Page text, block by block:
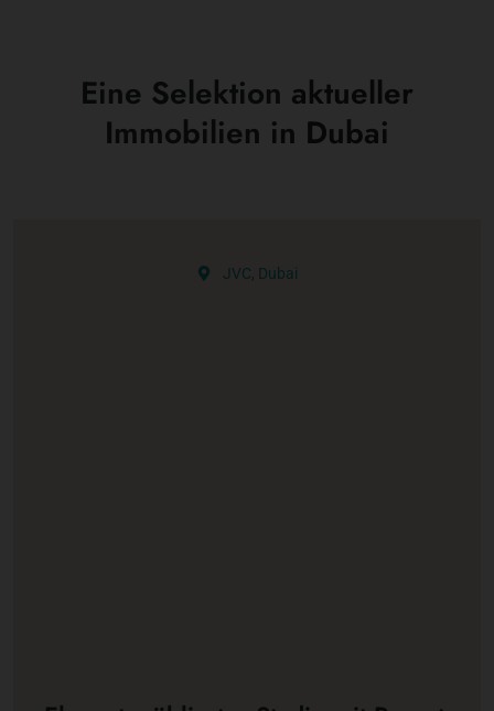
Eine Selektion aktueller
Immobilien in Dubai
JVC, Dubai